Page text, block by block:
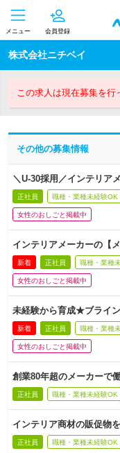
メニュー 会員登録
株式会社ニチベイ
この求人は現在募集を行
その他の募集情報
＼U-30採用／インテリア
正社員 職種・業種未経験OK
女性のおしごと掲載中
インテリアメーカーの【
新着 正社員 職種・業種
女性のおしごと掲載中
未経験から育成★ブライ
新着 正社員 職種・業種
女性のおしごと掲載中
創業80年超のメーカーで
正社員 職種・業種未経験OK
インテリア商材の販促物
正社員 職種・業種未経験OK